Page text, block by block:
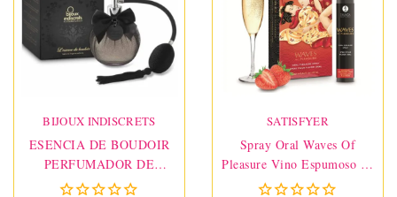
BIJOUX INDISCRETS
ESENCIA DE BOUDOIR
PERFUMADOR DE
SABANAS 100 ML
SATISFYER
Spray Oral Waves Of
Pleasure Vino Espumoso 20
Ml